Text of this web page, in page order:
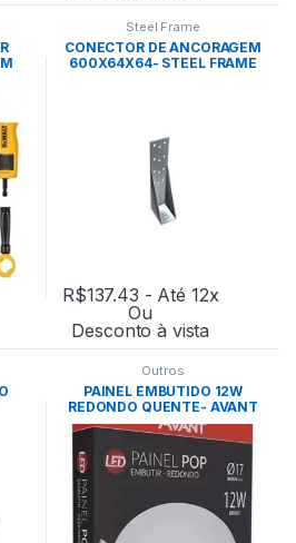
Steel Frame
CONECTOR DE ANCORAGEM
600X64X64- STEEL FRAME
R$137.43 - Até 12x
Ou
Desconto à vista
Outros
PAINEL EMBUTIDO 12W
REDONDO QUENTE- AVANT